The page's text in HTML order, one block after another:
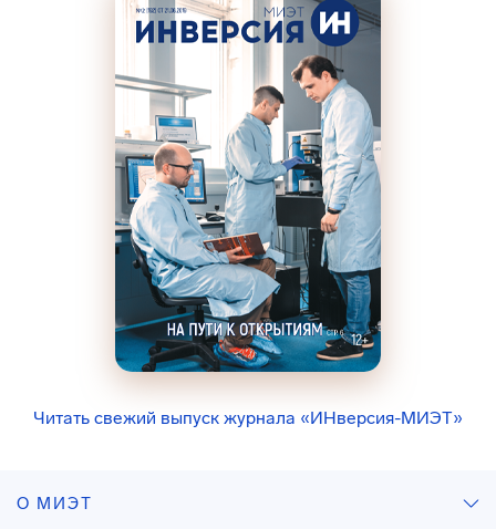
Читать свежий выпуск журнала «ИНверсия-МИЭТ»
О МИЭТ